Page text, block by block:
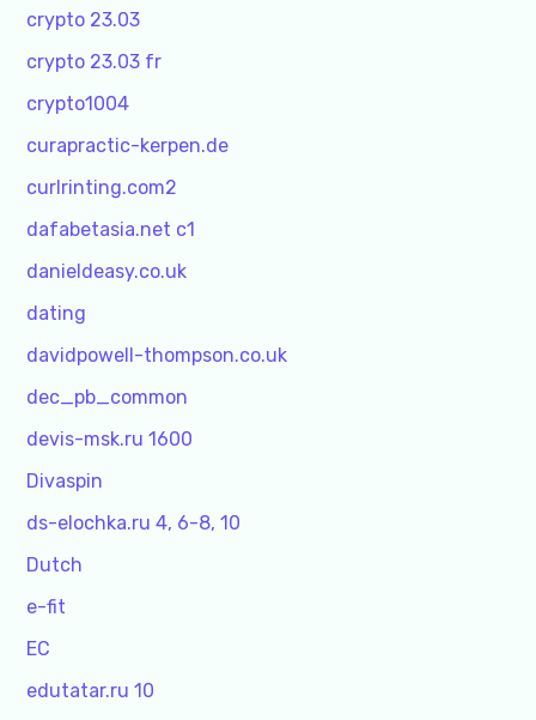
crypto 23.03
crypto 23.03 fr
crypto1004
curapractic-kerpen.de
curlrinting.com2
dafabetasia.net c1
danieldeasy.co.uk
dating
davidpowell-thompson.co.uk
dec_pb_common
devis-msk.ru 1600
Divaspin
ds-elochka.ru 4, 6-8, 10
Dutch
e-fit
EC
edutatar.ru 10